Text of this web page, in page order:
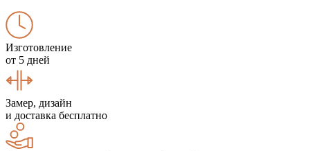
Изготовление
от 5 дней
Замер, дизайн
и доставка бесплатно